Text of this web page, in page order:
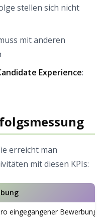
stellen sich nicht
mit anderen
Experience:
erreicht man
mit diesen KPIs:
eingegangener Bewerbung